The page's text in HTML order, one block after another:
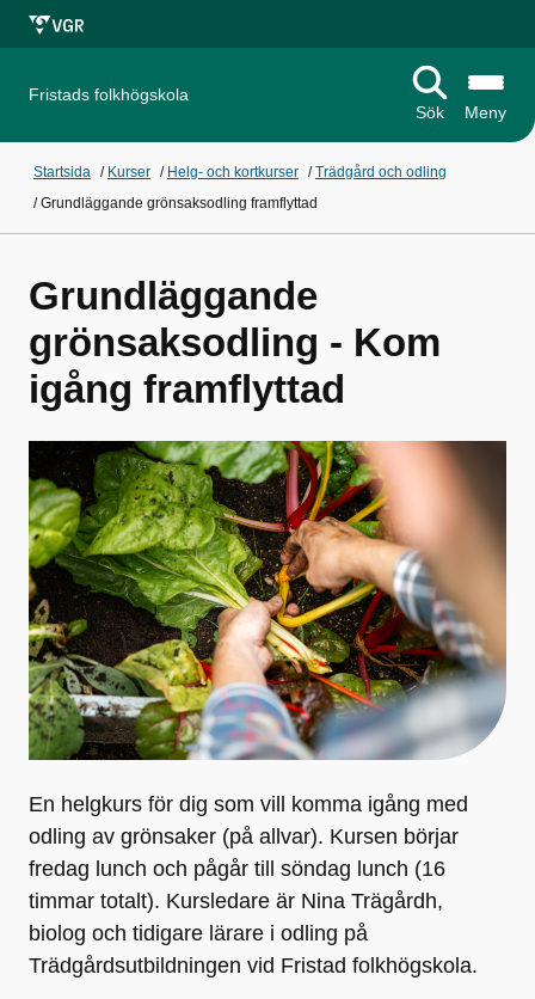
Fristads folkhögskola
Sök
Meny
Startsida / Kurser / Helg- och kortkurser /Trädgård och odling
/Grundläggande grönsaksodling framflyttad
Grundläggande
grönsaksodling - Kom
igång framflyttad
En helgkurs för dig som vill komma igång med
odling av grönsaker (på allvar). Kursen börjar
fredag lunch och pågår till söndag lunch (16
timmar totalt). Kursledare är Nina Trägårdh,
biolog och tidigare lärare i odling på
Trädgårdsutbildningen vid Fristad folkhögskola.